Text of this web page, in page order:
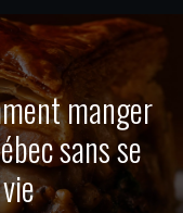
manger
sans se